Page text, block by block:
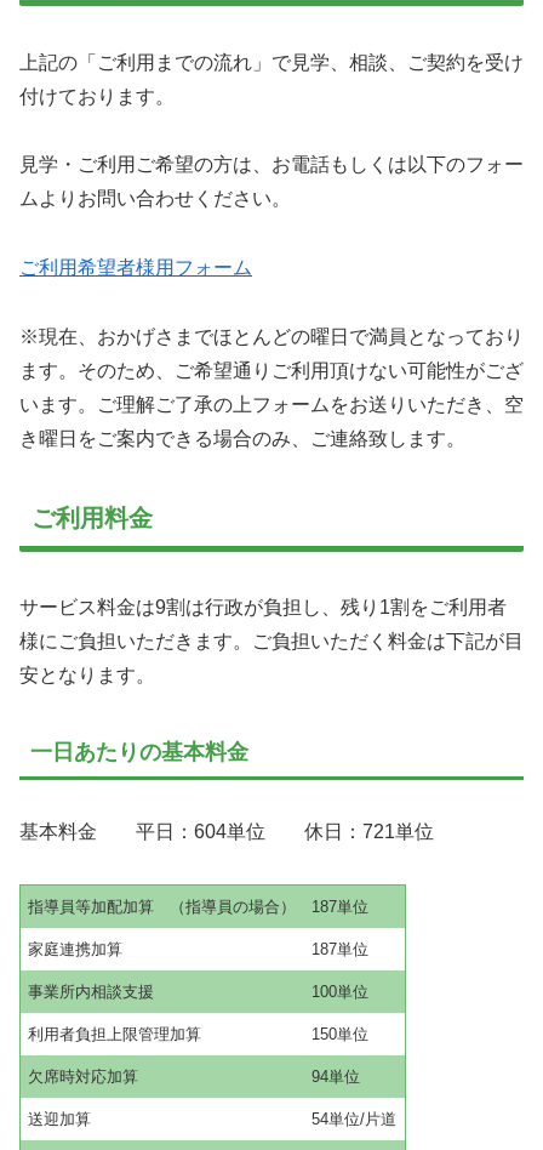
上記の「ご利用までの流れ」で見学、相談、ご契約を受け
付けております。
見学・ご利用ご希望の方は、お電話もしくは以下のフォー
ムよりお問い合わせください。
ご利用希望者様用フォーム
※現在、おかげさまでほとんどの曜日で満員となっており
ます。そのため、ご希望通りご利用頂けない可能性がござ
います。ご理解ご了承の上フォームをお送りいただき、空
き曜日をご案内できる場合のみ、ご連絡致します。
ご利用料金
サービス料金は9割は行政が負担し、残り1割をご利用者
様にご負担いただきます。ご負担いただく料金は下記が目
安となります。
一日あたりの基本料金
基本料金 平日：604単位 休日：721単位
指導員等加配加算 （指導員の場合） 187単位
家庭連携加算 187単位
事業所内相談支援 100単位
利用者負担上限管理加算 150単位
欠席時対応加算 94単位
送迎加算 54単位/片道